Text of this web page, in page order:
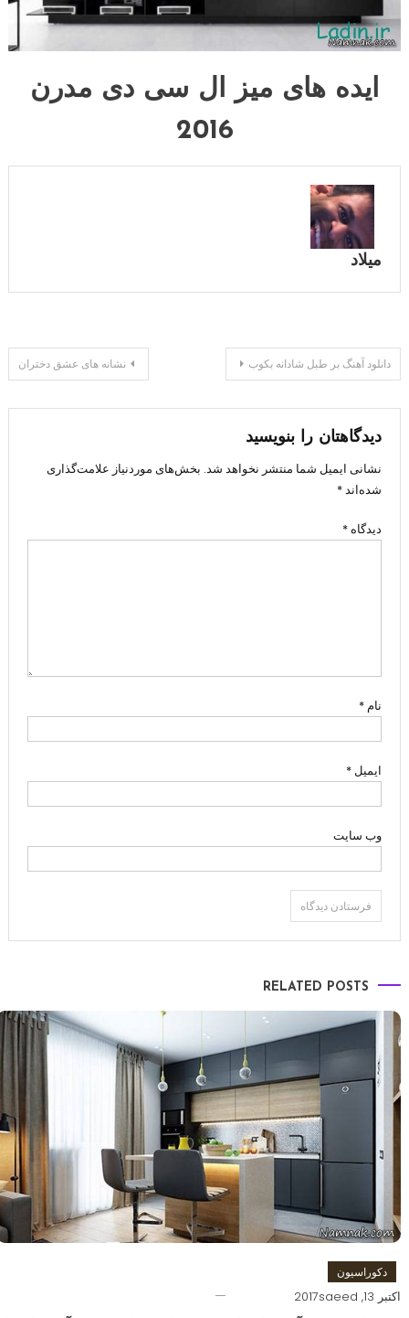
ایده های میز ال سی دی مدرن
2016
میلاد
راهبری
نوشته
نشانه های عشق دختران دانلود آهنگ بر طبل شادانه بکوب
دیدگاهتان را بنویسید
نشانی ایمیل شما منتشر نخواهد شد. بخش‌های موردنیاز علامت‌گذاری
شده‌اند*
دیدگاه *
نام *
ایمیل *
وب‌ سایت
RELATED POSTS
دکوراسیون
اکتبر 13, 2017 saeed